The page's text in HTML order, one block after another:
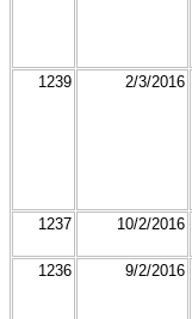
1239 2/3/2016
1237 10/2/2016
1236 9/2/2016